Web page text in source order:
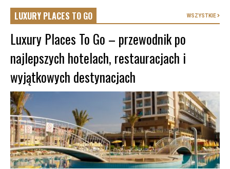
LUXURY PLACES TO GO WSZYSTKIE
Luxury Places To Go – przewodnik po
najlepszych hotelach, restauracjach i
wyjątkowych destynacjach